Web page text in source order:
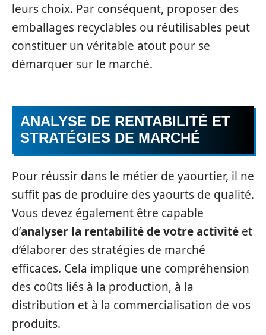
leurs choix. Par conséquent, proposer des
emballages recyclables ou réutilisables peut
constituer un véritable atout pour se
démarquer sur le marché.
ANALYSE DE RENTABILITÉ ET
STRATÉGIES DE MARCHÉ
Pour réussir dans le métier de yaourtier, il ne
suffit pas de produire des yaourts de qualité.
Vous devez également être capable
d’analyser la rentabilité de votre activité et
d’élaborer des stratégies de marché
efficaces. Cela implique une compréhension
des coûts liés à la production, à la
distribution et à la commercialisation de vos
produits.